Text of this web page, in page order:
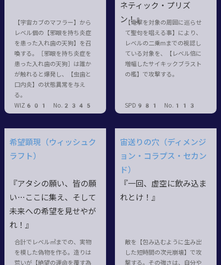
【宇宙カブのマフラー】から
レベル個の【邪眼を持ち炎症
を患った入れ歯の天狗】を召
喚する。［邪眼を持ち炎症を
患った入れ歯の天狗］は誰か
が触れると爆発し、【虫歯と
口内炎】の状態異常を与え
る。
WIZ601 No.2345
ネティック・プリズ
ン！』
【電撃を対象の周囲に巡らせ
て聖句を唱える事】により、
レベルの二乗mまでの視認し
ている対象を、【レベル倍に
増幅したサイキックブラスト
の檻】で攻撃する。
SPD981 No.113
希望顕現（ウィッシュク
ラフト）
『アタシの願い、皆の願
い…ここに集え、そして
未来への希望を見せやが
れ！』
合計でレベル㎥までの、実物
を模した偽物を作る。造りは
荒いが【絶望の運命を覆す為
宙送りの穴（ディメンジ
ョン・コラプス・セカン
ド）
『一回、虚空に飲み込ま
れとけ！』
敵を【包み込むように生み出
した短時間の次元崩壊】で攻
撃する。その強さは、自分や